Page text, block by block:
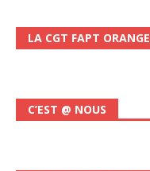
LA CGT FAPT ORANGE
C’EST @ NOUS